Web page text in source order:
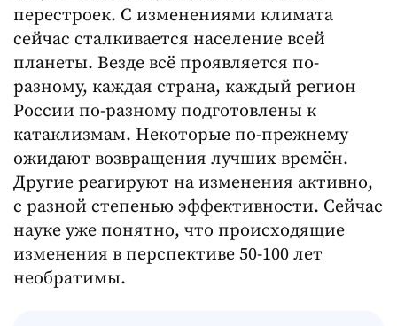
перестроек. С изменениями климата
сейчас сталкивается население всей
планеты. Везде всё проявляется по-
разному, каждая страна, каждый регион
России по-разному подготовлены к
катаклизмам. Некоторые по-прежнему
ожидают возвращения лучших времён.
Другие реагируют на изменения активно,
с разной степенью эффективности. Сейчас
науке уже понятно, что происходящие
изменения в перспективе 50-100 лет
необратимы.